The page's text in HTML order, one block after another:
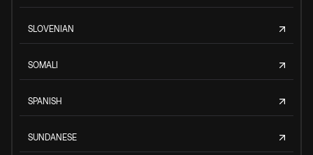
SLOVENIAN
SOMALI
SPANISH
SUNDANESE